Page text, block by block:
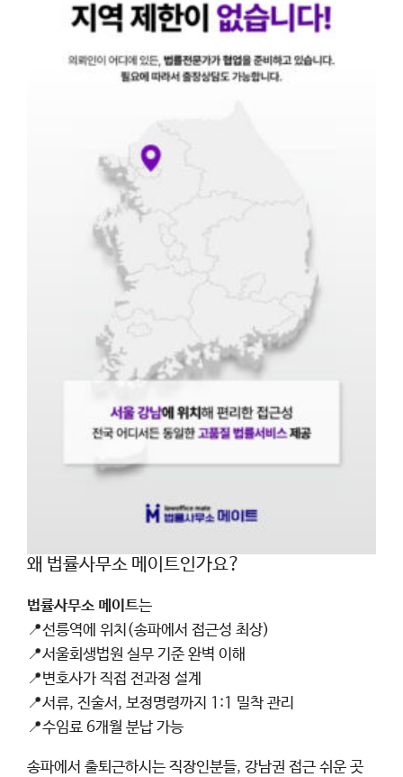
왜 법률사무소 메이트인가요?
법률사무소 메이트는
📍선릉역에 위치(송파에서 접근성 최상)
📍서울회생법원 실무 기준 완벽 이해
📍변호사가 직접 전과정 설계
📍서류, 진술서, 보정명령까지 1:1 밀착 관리
📍수임료 6개월 분납 가능
송파에서 출퇴근하시는 직장인분들, 강남권 접근 쉬운 곳